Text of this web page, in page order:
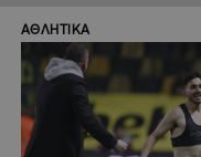
ΑΘΛΗΤΙΚΑ